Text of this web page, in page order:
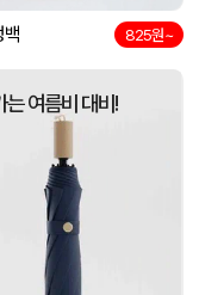
08-06
센트라도 사쉐 방향제 15g 1P(샤쉐) 08-06
백 825원~
는 여름비 대비!